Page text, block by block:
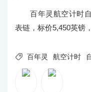
百年灵航空计时
表链，标价5,450英镑
 百年灵 航空计时